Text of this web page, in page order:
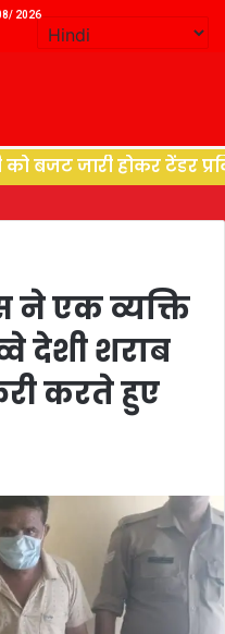
2026
जारी होकर टेंडर
ने एक व्यक्ति
देशी शराब
करते हुए